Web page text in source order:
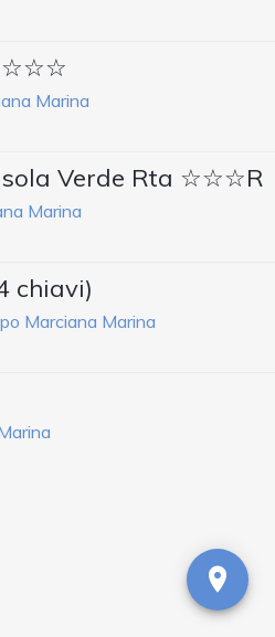
☆☆☆
Marina
Verde Rta ☆☆☆R
Marina
chiavi)
Marciana Marina